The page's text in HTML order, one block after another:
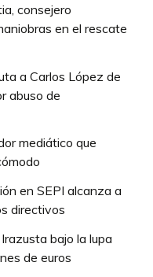
consejero
en el rescate
a Carlos López de
abuso de
mediático que
en SEPI alcanza a
directivos
bajo la lupa
de euros